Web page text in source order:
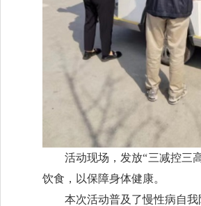
活动现场，发放“三减控三
饮食，以保障身体健康。
本次活动普及了慢性病自